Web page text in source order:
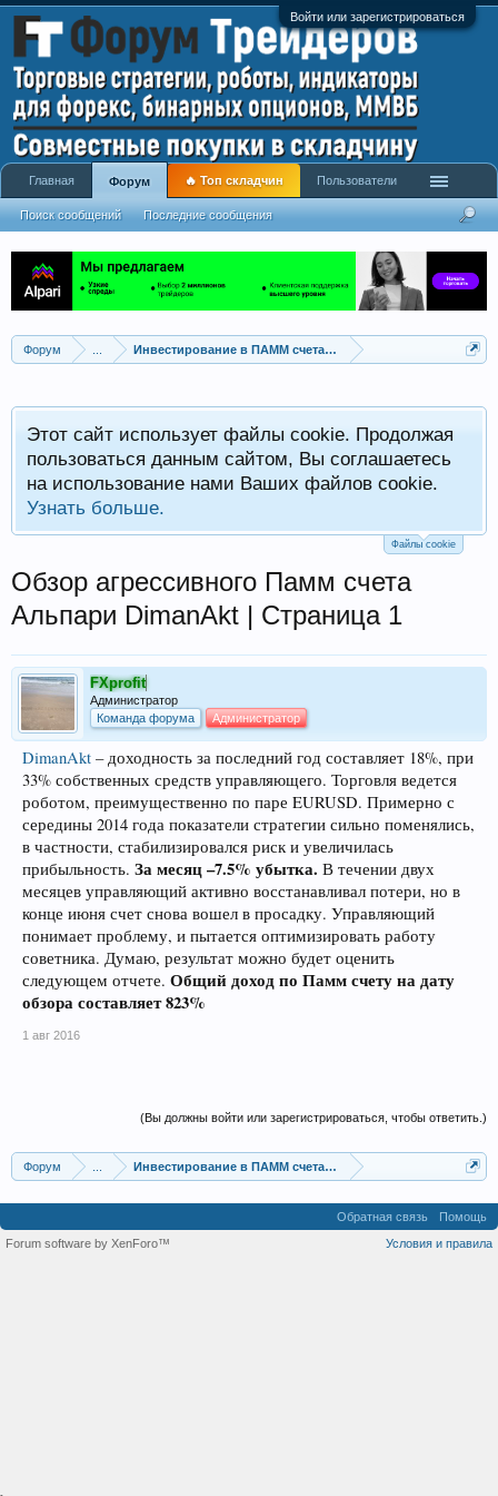
Войти или зарегистрироваться
Форум Инвестирование в ПАММ счета, сервисы сигналов
Этот сайт использует файлы cookie. Продолжая
пользоваться данным сайтом, Вы соглашаетесь
на использование нами Ваших файлов cookie.
Узнать больше.
Файлы cookie
Обзор агрессивного Памм счета
Альпари DimanAkt | Страница 1
FXprofit
Администратор
Команда форума
Администратор
DimanAkt – доходность за последний год составляет 18%, при
33% собственных средств управляющего. Торговля ведется
роботом, преимущественно по паре EURUSD. Примерно с
середины 2014 года показатели стратегии сильно поменялись,
в частности, стабилизировался риск и увеличилась
прибыльность. За месяц –7.5% убытка. В течении двух
месяцев управляющий активно восстанавливал потери, но в
конце июня счет снова вошел в просадку. Управляющий
понимает проблему, и пытается оптимизировать работу
советника. Думаю, результат можно будет оценить
следующем отчете. Общий доход по Памм счету на дату
обзора составляет 823%
1 авг 2016
(Вы должны войти или зарегистрироваться, чтобы ответить.)
Форум Инвестирование в ПАММ счета, сервисы сигналов
Главная Форум
Поиск сообщений Последние сообщения
🔥 Топ складчин Пользователи
Обратная связь
Помощь
Условия и правила
Forum software by XenForo™